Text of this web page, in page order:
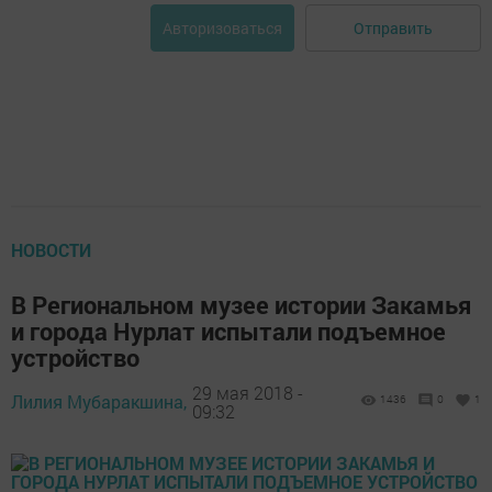
Авторизоваться Отправить
НОВОСТИ
В Региональном музее истории Закамья
и города Нурлат испытали подъемное
устройство
Лилия Мубаракшина, 29 мая 2018 -
09:32
1436 0 1